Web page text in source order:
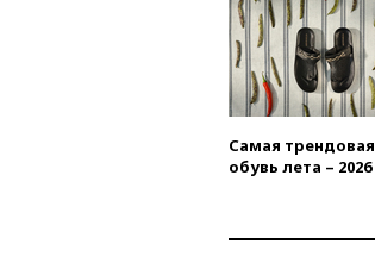
Самая трендовая
обувь лета – 2026